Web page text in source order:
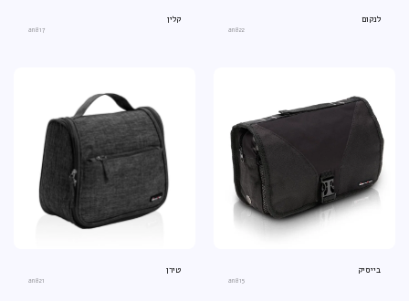
לנקום
an822
קלין
an817
בייסיק
an815
טירן
an821